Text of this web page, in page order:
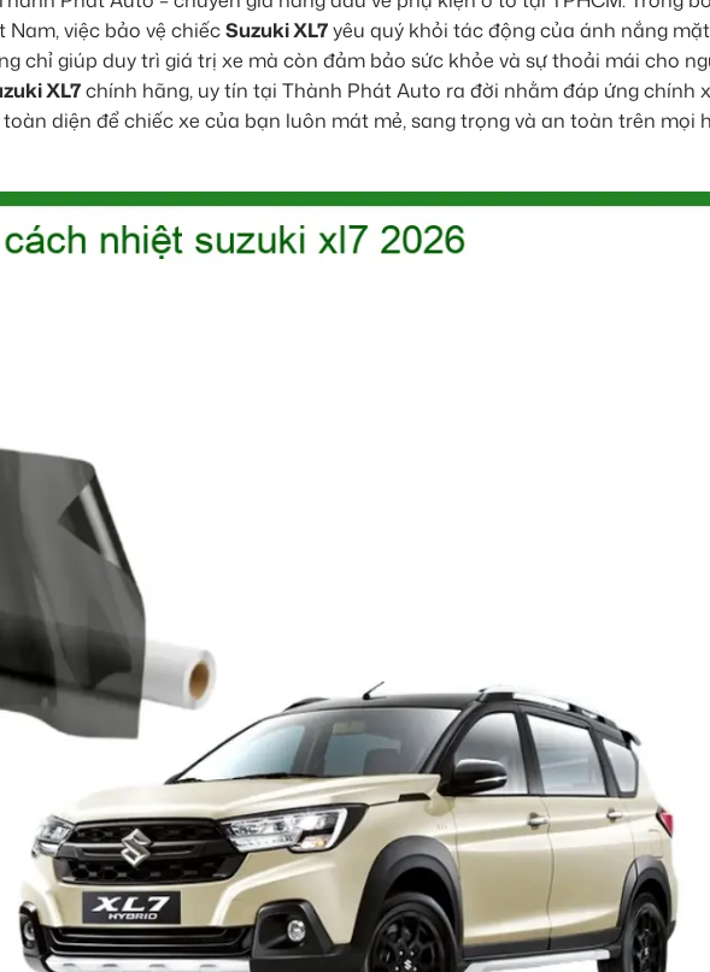
việc bảo vệ chiếcSuzuki XL7yêu quý khỏi tác động của ánh nắng
chỉ giúp duy trì giá trị xe mà còn đảm bảo sức khỏe và sự thoải mái cho
XL7chính hãng, uy tín tại Thành Phát Auto ra đời nhằm đáp ứng chính
diện để chiếc xe của bạn luôn mát mẻ, sang trọng và an toàn trên mọi